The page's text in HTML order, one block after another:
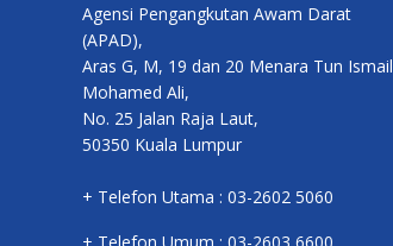
Agensi Pengangkutan Awam Darat
(APAD),
Aras G, M, 19 dan 20 Menara Tun Ismail
Mohamed Ali,
No. 25 Jalan Raja Laut,
50350 Kuala Lumpur
+ Telefon Utama : 03-2602 5060